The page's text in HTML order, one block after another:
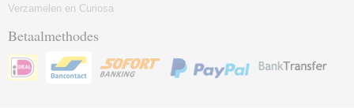
Verzamelen en Curiosa
Betaalmethodes